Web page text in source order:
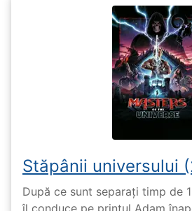
Stăpânii universului
După ce sunt separați timp de